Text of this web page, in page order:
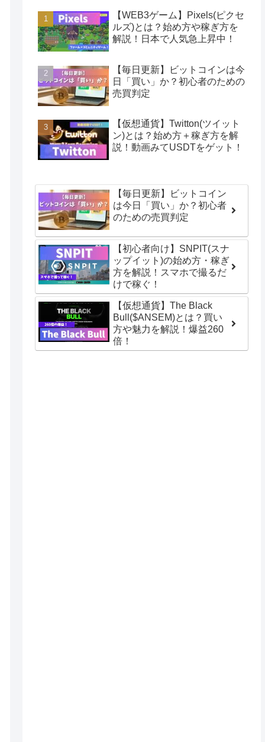
【WEB3ゲーム】Pixels(ピクセ
ルズ)とは？始め方や稼ぎ方を
解説！日本で人気急上昇中！
【毎日更新】ビットコインは今
日「買い」か？初心者のための
売買判定
【仮想通貨】Twitton(ツイット
ン)とは？始め方＋稼ぎ方を解
説！動画みてUSDTをゲット！
【毎日更新】ビットコイン
は今日「買い」か？初心者
のための売買判定
【初心者向け】SNPIT(スナ
ップイット)の始め方・稼ぎ
方を解説！スマホで撮るだ
けで稼ぐ！
【仮想通貨】The Black
Bull($ANSEM)とは？買い
方や魅力を解説！爆益260
倍！